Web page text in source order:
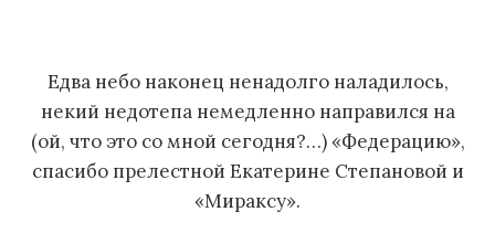
Едва небо наконец ненадолго наладилось,
некий недотепа немедленно направился на
(ой, что это со мной сегодня?…) «Федерацию»,
спасибо прелестной Екатерине Степановой и
«Мираксу».